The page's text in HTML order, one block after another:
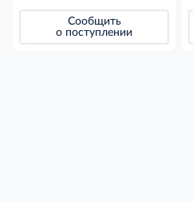
Сообщить
о поступлении